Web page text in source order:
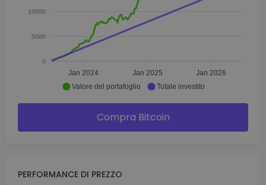
10000
5000
0
Jan 2024 Jan 2025 Jan 2026
Valore del portafoglio Totale investito
Compra Bitcoin
PERFORMANCE DI PREZZO